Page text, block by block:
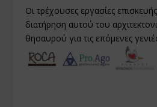
Οι τρέχουσες εργασίες
διατήρηση αυτού του
θησαυρού για τις επόμενες